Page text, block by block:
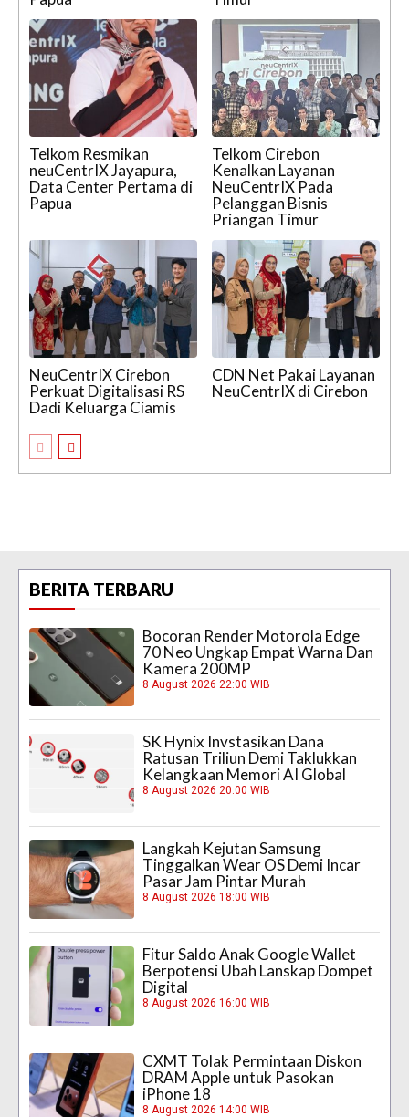
Telkom Resmikan
neuCentrIX Jayapura,
Data Center Pertama di
Papua
Telkom Cirebon
Kenalkan Layanan
NeuCentrIX Pada
Pelanggan Bisnis
Priangan Timur
NeuCentrIX Cirebon
Perkuat Digitalisasi RS
Dadi Keluarga Ciamis
CDN Net Pakai Layanan
NeuCentrIX di Cirebon
BERITA TERBARU
Bocoran Render Motorola Edge
70 Neo Ungkap Empat Warna Dan
Kamera 200MP
8 August 2026 22:00 WIB
SK Hynix Invstasikan Dana
Ratusan Triliun Demi Taklukkan
Kelangkaan Memori AI Global
8 August 2026 20:00 WIB
Langkah Kejutan Samsung
Tinggalkan Wear OS Demi Incar
Pasar Jam Pintar Murah
8 August 2026 18:00 WIB
Fitur Saldo Anak Google Wallet
Berpotensi Ubah Lanskap Dompet
Digital
8 August 2026 16:00 WIB
CXMT Tolak Permintaan Diskon
DRAM Apple untuk Pasokan
iPhone 18
8 August 2026 14:00 WIB